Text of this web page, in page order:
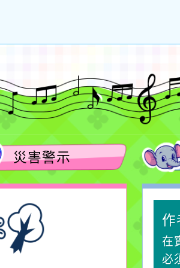
災害警示
作者：網路小語
一杯清水因滴入一滴污
作
在
必